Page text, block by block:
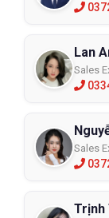
Lan
Sales
Sales
Trịnh